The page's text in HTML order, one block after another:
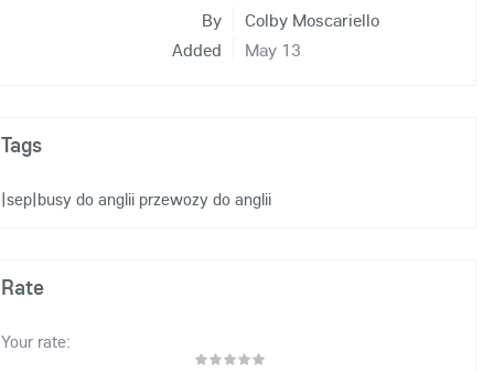
By
Colby Moscariello
Added
May 13
Tags
|sep|busy do anglii przewozy do anglii
Rate
Your rate: